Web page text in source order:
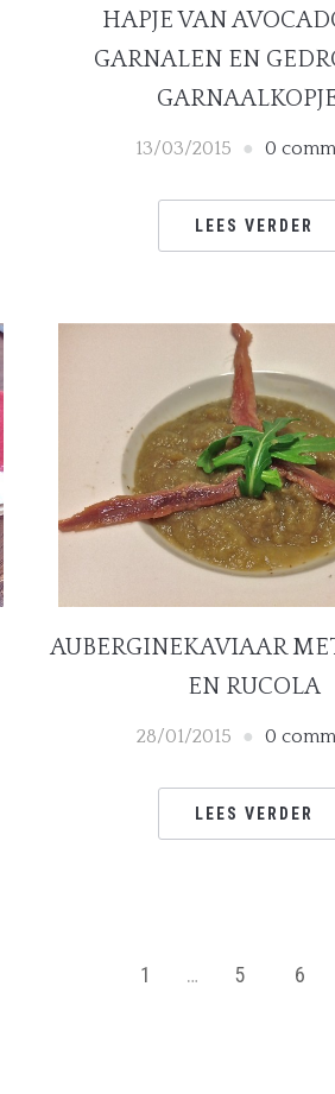
HAPJE VAN
GARNALEN EN
13/03/2015 0
LEES VERDER
AUBERGINEKAVIAAR
EN RUCOLA
28/01/2015 0
LEES VERDER
1 … 5 6